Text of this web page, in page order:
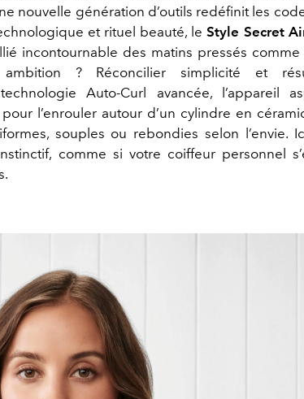
nouvelle génération d’outils redéfinit les
et rituel beauté, leStyle Secret
incontournable des matins pressés comme
ambition ? Réconcilier simplicité et
Auto-Curl avancée, l’appareil
l’enrouler autour d’un cylindre en
souples ou rebondies selon l’envie.
comme si votre coiffeur personnel
.